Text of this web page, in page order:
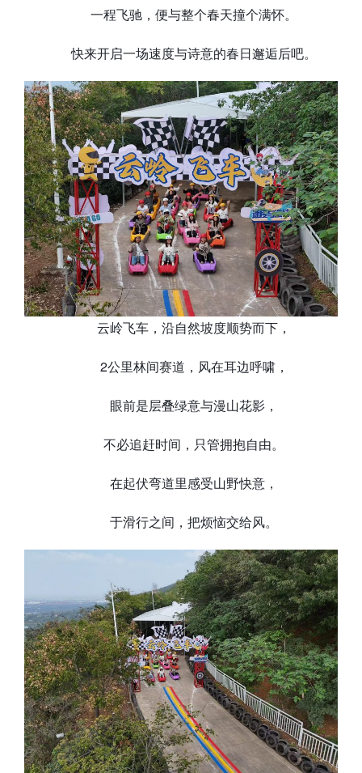
一程飞驰，便与整个春天撞个满怀。
快来开启一场速度与诗意的春日邂逅后吧。
云岭飞车，沿自然坡度顺势而下，
2公里林间赛道，风在耳边呼啸，
眼前是层叠绿意与漫山花影，
不必追赶时间，只管拥抱自由。
在起伏弯道里感受山野快意，
于滑行之间，把烦恼交给风。